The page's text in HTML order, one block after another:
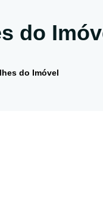
do
do Imóvel